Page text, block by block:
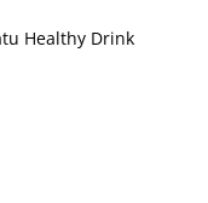
Healthy Drink